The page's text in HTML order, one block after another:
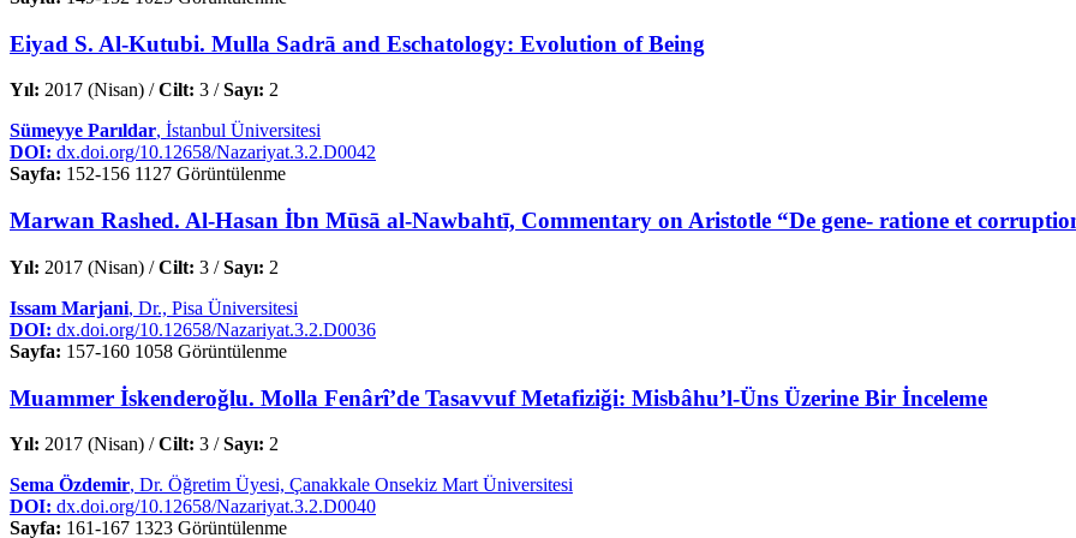
Eiyad S. Al-Kutubi. Mulla Sadrā and Eschatology: Evolution of Being
Yıl: 2017 (Nisan) /Cilt: 3 /Sayı: 2
Sümeyye Parıldar, İstanbul Üniversitesi
DOI: dx.doi.org/10.12658/Nazariyat.3.2.D0042
Sayfa: 152-156 1127 Görüntülenme
Marwan Rashed. Al-Hasan İbn Mūsā al-Nawbahtī, Commentary on Aristotle “De gene- ratione et
Yıl: 2017 (Nisan) /Cilt: 3 /Sayı: 2
Issam Marjani, Dr., Pisa Üniversitesi
DOI: dx.doi.org/10.12658/Nazariyat.3.2.D0036
Sayfa: 157-160 1058 Görüntülenme
Muammer İskenderoğlu. Molla Fenârî’de Tasavvuf Metafiziği: Misbâhu’l-Üns Üzerine Bir İnceleme
Yıl: 2017 (Nisan) /Cilt: 3 /Sayı: 2
Sema Özdemir, Dr. Öğretim Üyesi, Çanakkale Onsekiz Mart Üniversitesi
DOI: dx.doi.org/10.12658/Nazariyat.3.2.D0040
Sayfa: 161-167 1323 Görüntülenme